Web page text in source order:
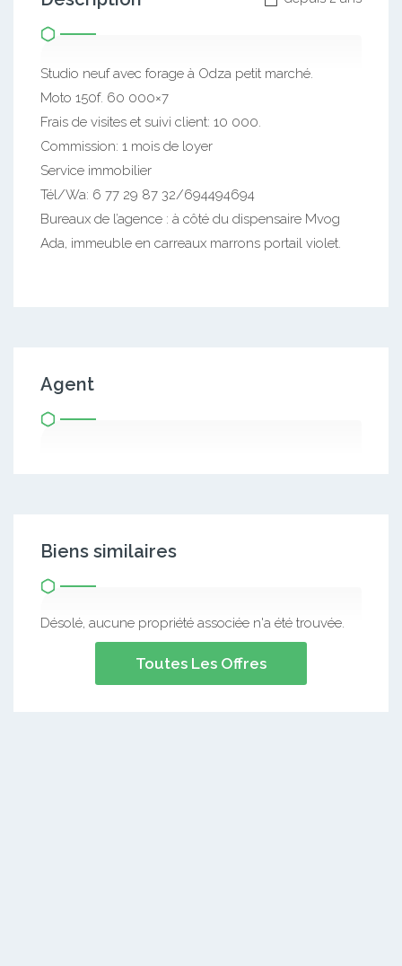
Studio neuf avec forage à Odza petit marché.
Moto 150f. 60 000×7
Frais de visites et suivi client: 10 000.
Commission: 1 mois de loyer
Service immobilier
Tél/Wa: 6 77 29 87 32/694494694
Bureaux de l’agence : à côté du dispensaire Mvog
Ada, immeuble en carreaux marrons portail violet.
Agent
Biens similaires
Désolé, aucune propriété associée n'a été trouvée.
Toutes Les Offres